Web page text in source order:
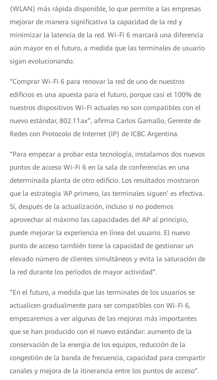
(WLAN) más rápida disponible, lo que permite a las empresas
mejorar de manera significativa la capacidad de la red y
minimizar la latencia de la red. Wi-Fi 6 marcará una diferencia
aún mayor en el futuro, a medida que las terminales de usuario
sigan evolucionando.
“Comprar Wi-Fi 6 para renovar la red de uno de nuestros
edificios es una apuesta para el futuro, porque casi el 100% de
nuestros dispositivos Wi-Fi actuales no son compatibles con el
nuevo estándar, 802.11ax”, afirma Carlos Gamallo, Gerente de
Redes con Protocolo de Internet (IP) de ICBC Argentina.
“Para empezar a probar esta tecnología, instalamos dos nuevos
puntos de acceso Wi-Fi 6 en la sala de conferencias en una
determinada planta de otro edificio. Los resultados mostraron
que la estrategia ‘AP primero, las terminales siguen’ es efectiva.
Sí, después de la actualización, incluso si no podemos
aprovechar al máximo las capacidades del AP al principio,
puede mejorar la experiencia en línea del usuario. El nuevo
punto de acceso también tiene la capacidad de gestionar un
elevado número de clientes simultáneos y evita la saturación de
la red durante los períodos de mayor actividad”.
“En el futuro, a medida que las terminales de los usuarios se
actualicen gradualmente para ser compatibles con Wi-Fi 6,
empezaremos a ver algunas de las mejoras más importantes
que se han producido con el nuevo estándar: aumento de la
conservación de la energía de los equipos, reducción de la
congestión de la banda de frecuencia, capacidad para compartir
canales y mejora de la itinerancia entre los puntos de acceso”.